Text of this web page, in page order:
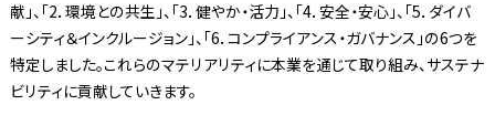
献」、「2．環境との共生」、「3．健やか・活力」、「4．安全・安心」、「5．ダイバ
ーシティ＆インクルージョン」、「6．コンプライアンス・ガバナンス」の6つを
特定しました。これらのマテリアリティに本業を通じて取り組み、サステナ
ビリティに貢献していきます。